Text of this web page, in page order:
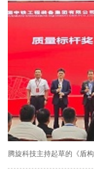
腾旋科技主持起草的《盾